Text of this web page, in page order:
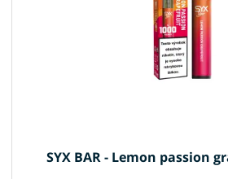
SYX BAR - Lemon passion